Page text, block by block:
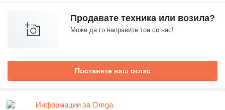
Продавате техника или возила?
Може да го направите тоа со нас!
Поставете ваш оглас
Информации за Omga